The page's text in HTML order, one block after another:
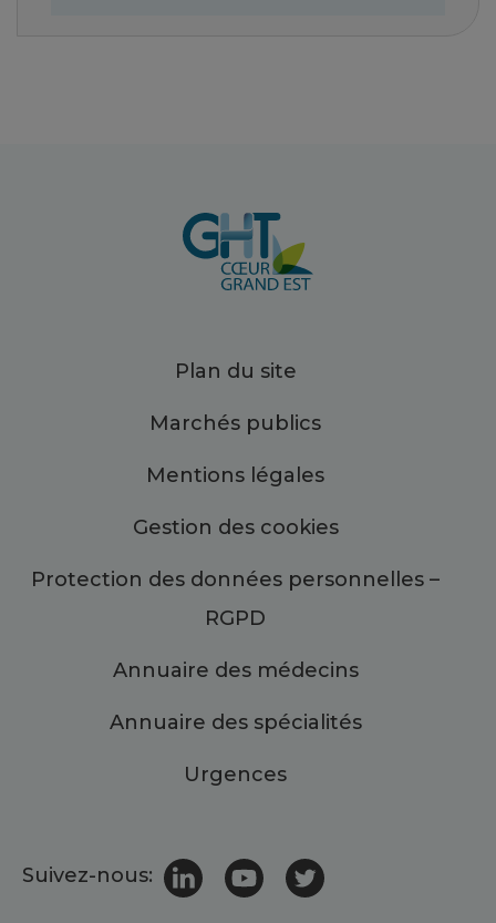
Plan du site
Marchés publics
Mentions légales
Gestion des cookies
Protection des données personnelles –
RGPD
Annuaire des médecins
Annuaire des spécialités
Urgences
Suivez-nous: